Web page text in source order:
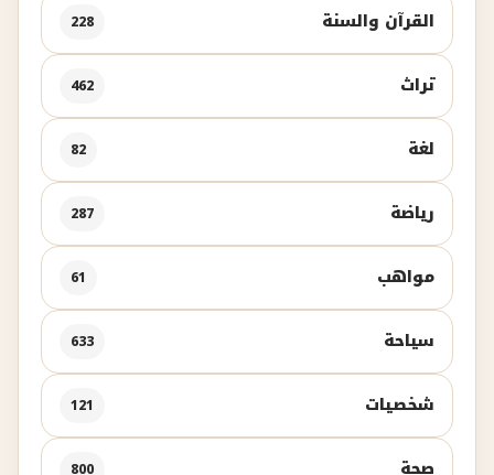
القرآن والسنة 228
تراث 462
لغة 82
رياضة 287
مواهب 61
سياحة 633
شخصيات 121
صحة 800